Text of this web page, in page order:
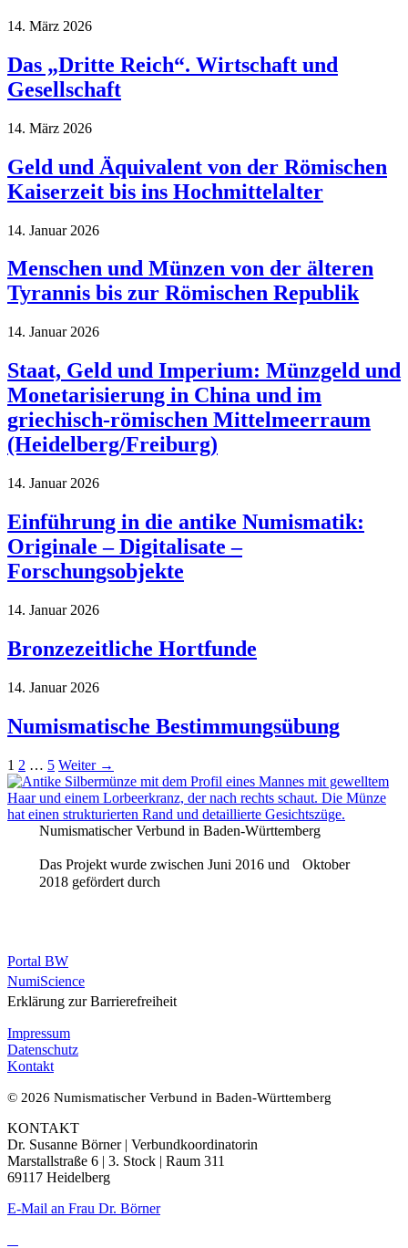
14. März 2026
Das „Dritte Reich“. Wirtschaft und
Gesellschaft
14. März 2026
Geld und Äquivalent von der Römischen
Kaiserzeit bis ins Hochmittelalter
14. Januar 2026
Menschen und Münzen von der älteren
Tyrannis bis zur Römischen Republik
14. Januar 2026
Staat, Geld und Imperium: Münzgeld und
Monetarisierung in China und im
griechisch-römischen Mittelmeerraum
(Heidelberg/Freiburg)
14. Januar 2026
Einführung in die antike Numismatik:
Originale – Digitalisate –
Forschungsobjekte
14. Januar 2026
Bronzezeitliche Hortfunde
14. Januar 2026
Numismatische Bestimmungsübung
1 2 … 5 Weiter →
Numismatischer Verbund in Baden-Württemberg
Das Projekt wurde zwischen Juni 2016 und Oktober
2018 gefördert durch
Portal BW
NumiScience
Erklärung zur Barrierefreiheit
Impressum
Datenschutz
Kontakt
© 2026 Numismatischer Verbund in Baden-Württemberg
KONTAKT
Dr. Susanne Börner | Verbundkoordinatorin
Marstallstraße 6 | 3. Stock | Raum 311
69117 Heidelberg
E-Mail an Frau Dr. Börner